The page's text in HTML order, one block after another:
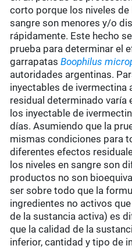
corto porque los niveles
sangre son menores y/o
rápidamente. Este hecho
prueba para determinar el
garrapatasBoophilus
autoridades argentinas.
inyectables de ivermectina
residual determinado varía
los inyectable de
días. Asumiendo que la
mismas condiciones para
diferentes efectos
los niveles en sangre son
productos no son
ser sobre todo que la
ingredientes no activos
de la sustancia activa) es
que la calidad de la
inferior, cantidad y tipo de